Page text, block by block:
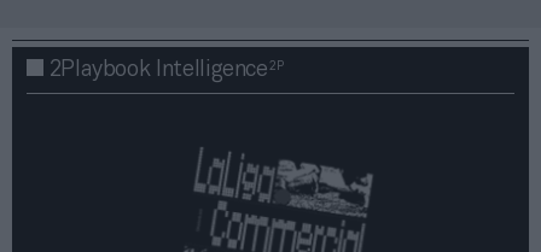
2Playbook Intelligence2P